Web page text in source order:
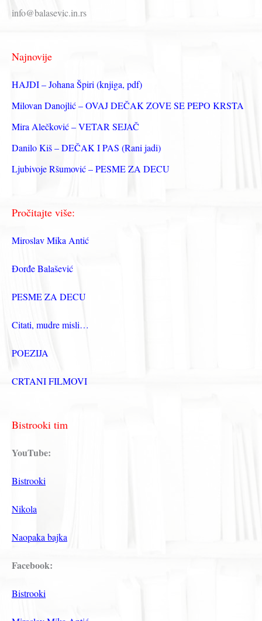
р
а
з
а
info@balasevic.in.rs
Najnovije
HAJDI – Johana Špiri (knjiga, pdf)
Milovan Danojlić – OVAJ DEČAK ZOVE SE PEPO KRSTA
Mira Alečković – VETAR SEJAČ
Danilo Kiš – DEČAK I PAS (Rani jadi)
Ljubivoje Ršumović – PESME ZA DECU
Pročitajte više:
Miroslav Mika Antić
Đorđe Balašević
PESME ZA DECU
Citati, mudre misli…
POEZIJA
CRTANI FILMOVI
Bistrooki tim
YouTube:
Bistrooki
Nikola
Naopaka bajka
Facebook:
Bistrooki